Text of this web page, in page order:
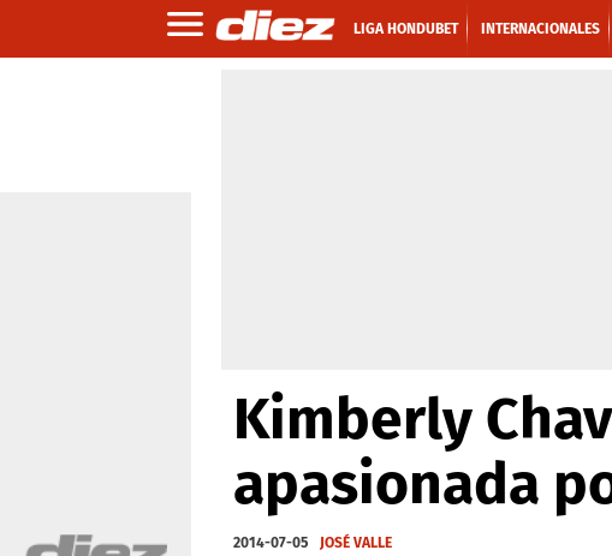
LIGA HONDUBET INTERNACIONALES
Kimberly
apasionada
2014-07-05 JOSÉ VALLE